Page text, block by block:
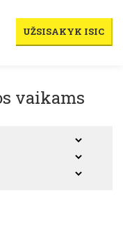
UŽSISAKYK ISIC
vaikams